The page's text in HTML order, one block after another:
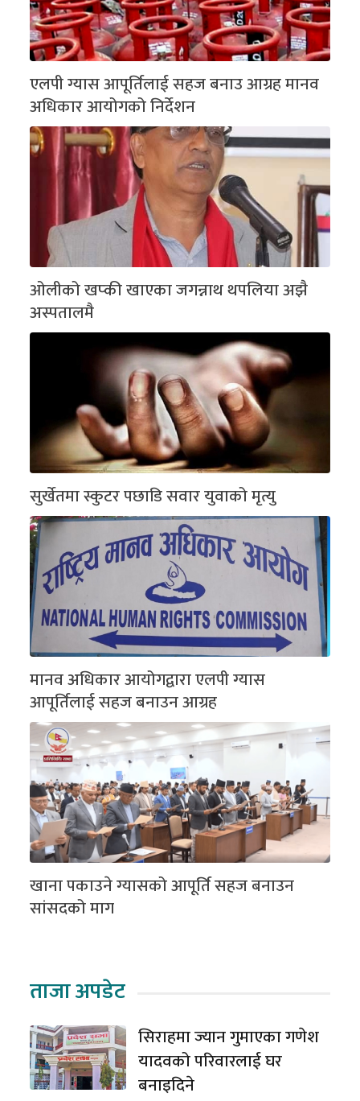
एलपी ग्यास आपूर्तिलाई सहज बनाउ आग्रह मानव
अधिकार आयोगको निर्देशन
ओलीको खप्की खाएका जगन्नाथ थपलिया अझै
अस्पतालमै
सुर्खेतमा स्कुटर पछाडि सवार युवाको मृत्यु
मानव अधिकार आयोगद्वारा एलपी ग्यास
आपूर्तिलाई सहज बनाउन आग्रह
खाना पकाउने ग्यासको आपूर्ति सहज बनाउन
सांसदको माग
ताजा अपडेट
सिराहमा ज्यान गुमाएका गणेश
यादवको परिवारलाई घर
बनाइदिने